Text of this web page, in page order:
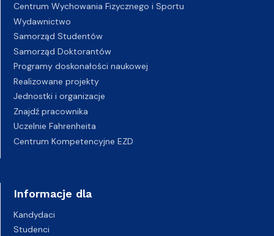
Centrum Wychowania Fizycznego i Sportu
Wydawnictwo
Samorząd Studentów
Samorząd Doktorantów
Programy doskonałości naukowej
Realizowane projekty
Jednostki i organizacje
Znajdź pracownika
Uczelnie Fahrenheita
Centrum Kompetencyjne EZD
Informacje dla
Kandydaci
Studenci